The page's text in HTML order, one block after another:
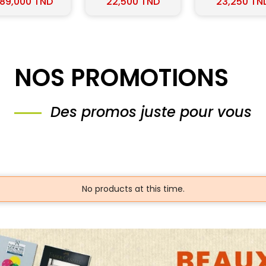
Faber Castell
Faber-Castell
Faber-
NOS PROMOTIONS
Des promos juste pour vous
No products at this time.